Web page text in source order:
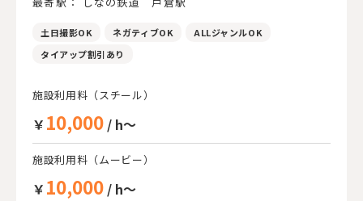
土日撮影OK ネガティブOK
ALLジャンルOK
タイアップ割引あり
施設利用料（スチール）
￥ 10,000 / h～
施設利用料（ムービー）
￥ 10,000 / h～